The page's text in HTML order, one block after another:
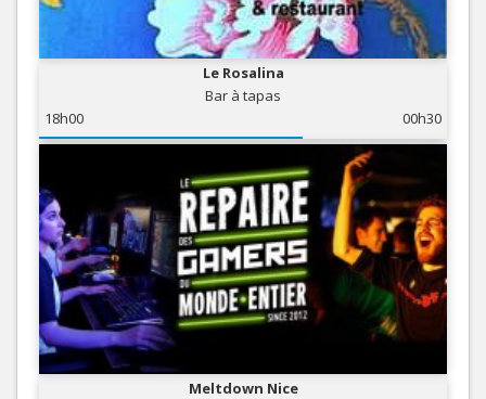
Le Rosalina
Bar à tapas
18h00
00h30
Meltdown Nice